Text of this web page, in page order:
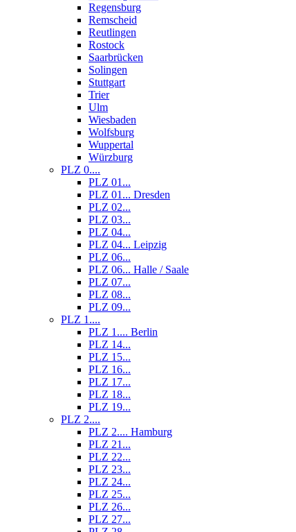
Regensburg
Remscheid
Reutlingen
Rostock
Saarbrücken
Solingen
Stuttgart
Trier
Ulm
Wiesbaden
Wolfsburg
Wuppertal
Würzburg
PLZ 0....
PLZ 01...
PLZ 01... Dresden
PLZ 02...
PLZ 03...
PLZ 04...
PLZ 04... Leipzig
PLZ 06...
PLZ 06... Halle / Saale
PLZ 07...
PLZ 08...
PLZ 09...
PLZ 1....
PLZ 1.... Berlin
PLZ 14...
PLZ 15...
PLZ 16...
PLZ 17...
PLZ 18...
PLZ 19...
PLZ 2....
PLZ 2.... Hamburg
PLZ 21...
PLZ 22...
PLZ 23...
PLZ 24...
PLZ 25...
PLZ 26...
PLZ 27...